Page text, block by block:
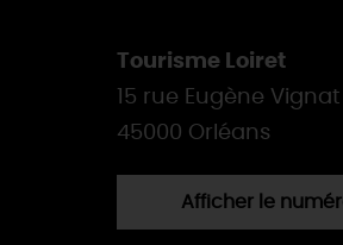
Tourisme Loiret
15 rue Eugène Vignat
45000 Orléans
Afficher le